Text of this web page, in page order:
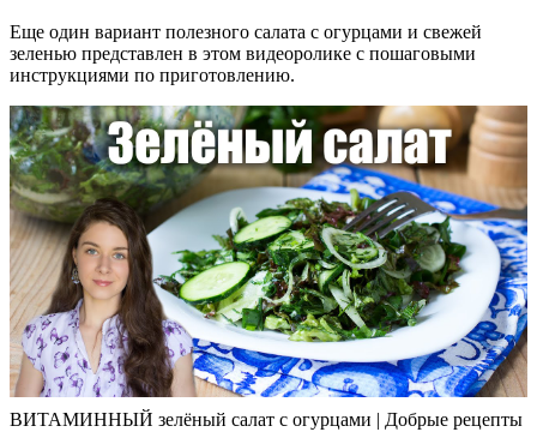
Еще один вариант полезного салата с огурцами и свежей
зеленью представлен в этом видеоролике с пошаговыми
инструкциями по приготовлению.
ВИТАМИННЫЙ зелёный салат с огурцами | Добрые рецепты